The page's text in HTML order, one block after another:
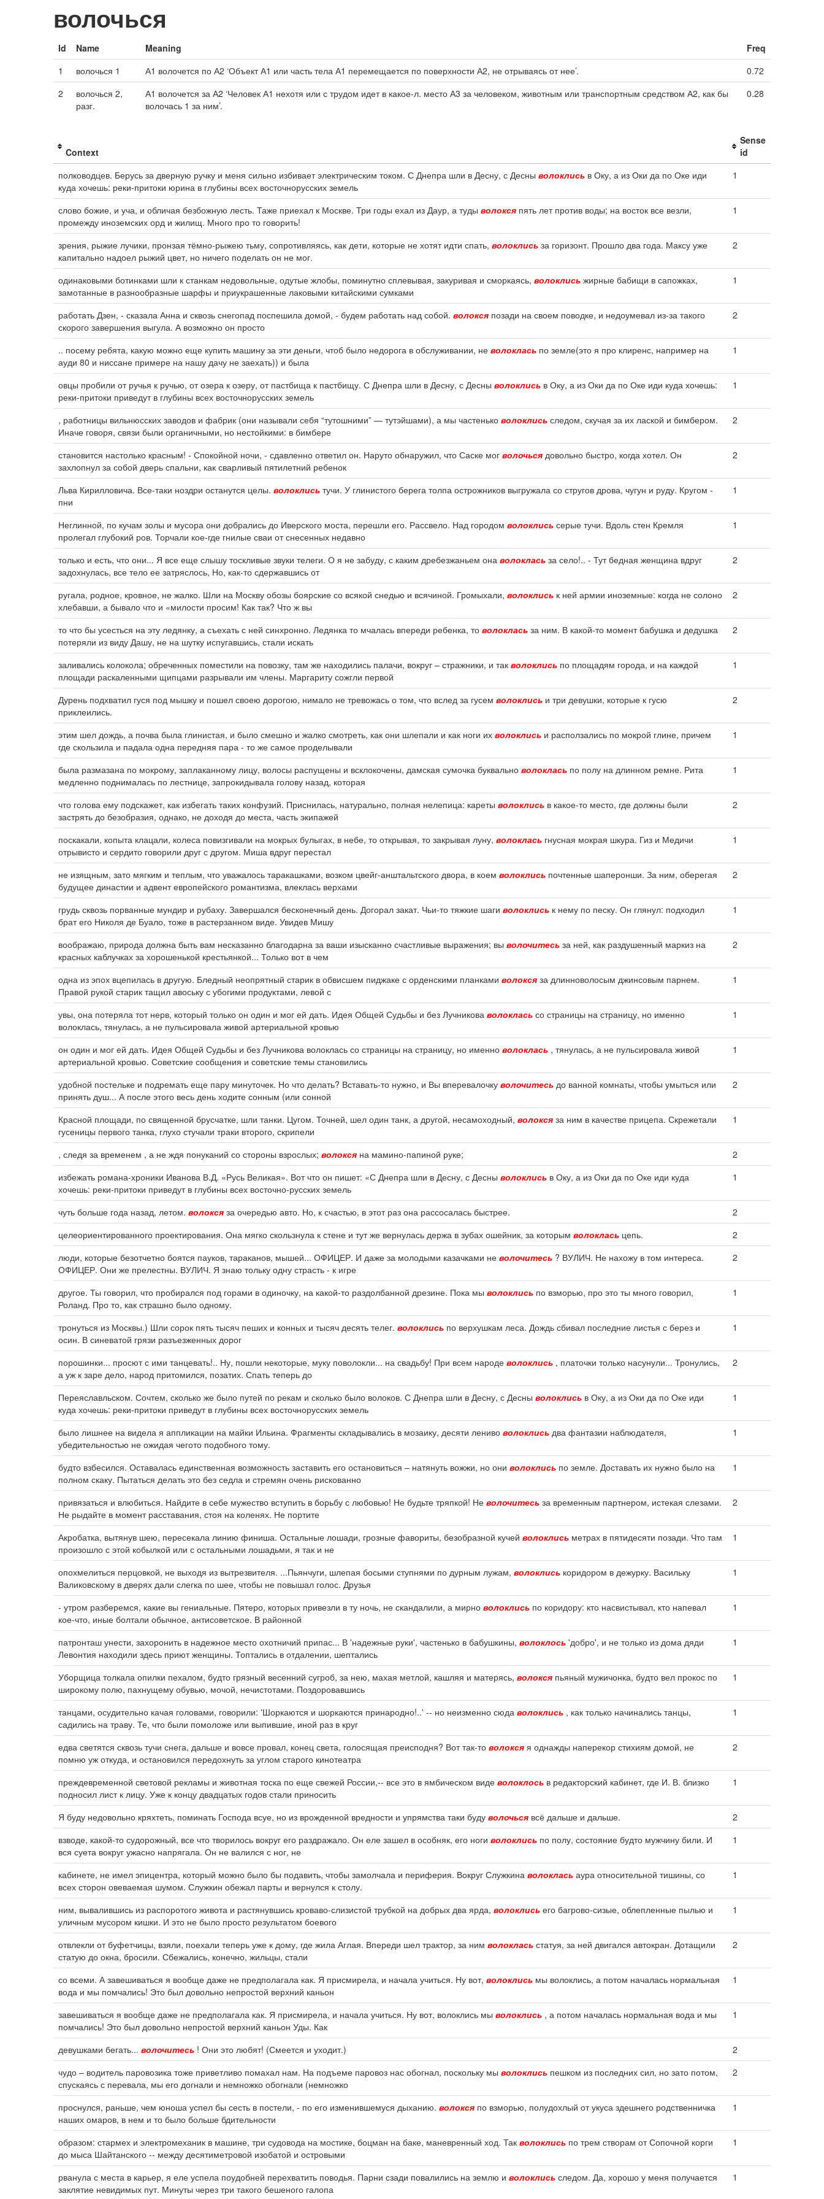
волочься
Id Name Meaning
Freq
1
волочься 1 А1 волочется по А2 ‘Объект А1 или часть тела А1 перемещается по поверхности А2, не отрываясь от нее’.
0.72
2
волочься 2,
разг.
А1 волочется за А2 ‘Человек А1 нехотя или с трудом идет в какое-л. место А3 за человеком, животным или транспортным средством А2, как бы
волочась 1 за ним’.
0.28
Context
Sense
id
полководцев. Берусь за дверную ручку и меня сильно избивает электрическим током. С Днепра шли в Десну, с Десны волоклись в Оку, а из Оки да по Оке иди
куда хочешь: реки-притоки юрина в глубины всех восточнорусских земель
1
слово божие, и уча, и обличая безбожную лесть. Таже приехал к Москве. Три годы ехал из Даур, а туды волокся пять лет против воды; на восток все везли,
промежду иноземских орд и жилищ. Много про то говорить!
1
зрения, рыжие лучики, пронзая тёмно-рыжею тьму, сопротивляясь, как дети, которые не хотят идти спать, волоклись за горизонт. Прошло два года. Максу уже
капитально надоел рыжий цвет, но ничего поделать он не мог.
2
одинаковыми ботинками шли к станкам недовольные, одутые жлобы, поминутно сплевывая, закуривая и сморкаясь, волоклись жирные бабищи в сапожках,
замотанные в разнообразные шарфы и приукрашенные лаковыми китайскими сумками
1
работать Дзен, - сказала Анна и сквозь снегопад поспешила домой, - будем работать над собой. волокся позади на своем поводке, и недоумевал из-за такого
скорого завершения выгула. А возможно он просто
2
.. посему ребята, какую можно еще купить машину за эти деньги, чтоб было недорога в обслуживании, не волоклась по земле(это я про клиренс, например на
ауди 80 и ниссане примере на нашу дачу не заехать)) и была
1
овцы пробили от ручья к ручью, от озера к озеру, от пастбища к пастбищу. С Днепра шли в Десну, с Десны волоклись в Оку, а из Оки да по Оке иди куда хочешь:
реки-притоки приведут в глубины всех восточнорусских земель
1
, работницы вильнюсских заводов и фабрик (они называли себя “тутошними” — тутэйшами), а мы частенько волоклись следом, скучая за их лаской и бимбером.
Иначе говоря, связи были органичными, но нестойкими: в бимбере
2
становится настолько красным! - Спокойной ночи, - сдавленно ответил он. Наруто обнаружил, что Саске мог волочься довольно быстро, когда хотел. Он
захлопнул за собой дверь спальни, как сварливый пятилетний ребенок
2
Льва Кирилловича. Все-таки ноздри останутся целы. волоклись тучи. У глинистого берега толпа острожников выгружала со стругов дрова, чугун и руду. Кругом -
пни
1
Неглинной, по кучам золы и мусора они добрались до Иверского моста, перешли его. Рассвело. Над городом волоклись серые тучи. Вдоль стен Кремля
пролегал глубокий ров. Торчали кое-где гнилые сваи от снесенных недавно
1
только и есть, что они... Я все еще слышу тоскливые звуки телеги. О я не забуду, с каким дребезжаньем она волоклась за село!.. - Тут бедная женщина вдруг
задохнулась, все тело ее затряслось, Но, как-то сдержавшись от
2
ругала, родное, кровное, не жалко. Шли на Москву обозы боярские со всякой снедью и всячиной. Громыхали, волоклись к ней армии иноземные: когда не солоно
хлебавши, а бывало что и «милости просим! Как так? Что ж вы
2
то что бы усесться на эту ледянку, а съехать с ней синхронно. Ледянка то мчалась впереди ребенка, то волоклась за ним. В какой-то момент бабушка и дедушка
потеряли из виду Дашу, не на шутку испугавшись, стали искать
2
заливались колокола; обреченных поместили на повозку, там же находились палачи, вокруг – стражники, и так волоклись по площадям города, и на каждой
площади раскаленными щипцами разрывали им члены. Маргариту сожгли первой
1
Дурень подхватил гуся под мышку и пошел своею дорогою, нимало не тревожась о том, что вслед за гусем волоклись и три девушки, которые к гусю
приклеились.
2
этим шел дождь, а почва была глинистая, и было смешно и жалко смотреть, как они шлепали и как ноги их волоклись и расползались по мокрой глине, причем
где скользила и падала одна передняя пара - то же самое проделывали
1
была размазана по мокрому, заплаканному лицу, волосы распущены и всклокочены, дамская сумочка буквально волоклась по полу на длинном ремне. Рита
медленно поднималась по лестнице, запрокидывала голову назад, которая
1
что голова ему подскажет, как избегать таких конфузий. Приснилась, натурально, полная нелепица: кареты волоклись в какое-то место, где должны были
застрять до безобразия, однако, не доходя до места, часть экипажей
2
поскакали, копыта клацали, колеса повизгивали на мокрых булыгах, в небе, то открывая, то закрывая луну, волоклась гнусная мокрая шкура. Гиз и Медичи
отрывисто и сердито говорили друг с другом. Миша вдруг перестал
1
не изящным, зато мягким и теплым, что уважалось таракашками, возком цвейг-анштальтского двора, в коем волоклись почтенные шаперонши. За ним, оберегая
будущее династии и адвент европейского романтизма, влеклась верхами
2
грудь сквозь порванные мундир и рубаху. Завершался бесконечный день. Догорал закат. Чьи-то тяжкие шаги волоклись к нему по песку. Он глянул: подходил
брат его Николя де Буало, тоже в растерзанном виде. Увидев Мишу
1
воображаю, природа должна быть вам несказанно благодарна за ваши изысканно счастливые выражения; вы волочитесь за ней, как раздушенный маркиз на
красных каблучках за хорошенькой крестьянкой... Только вот в чем
2
одна из эпох вцепилась в другую. Бледный неопрятный старик в обвисшем пиджаке с орденскими планками волокся за длинноволосым джинсовым парнем.
Правой рукой старик тащил авоську с убогими продуктами, левой с
1
увы, она потеряла тот нерв, который только он один и мог ей дать. Идея Общей Судьбы и без Лучникова волоклась со страницы на страницу, но именно
волоклась, тянулась, а не пульсировала живой артериальной кровью
1
он один и мог ей дать. Идея Общей Судьбы и без Лучникова волоклась со страницы на страницу, но именно волоклась , тянулась, а не пульсировала живой
артериальной кровью. Советские сообщения и советские темы становились
1
удобной постельке и подремать еще пару минуточек. Но что делать? Вставать-то нужно, и Вы вперевалочку волочитесь до ванной комнаты, чтобы умыться или
принять душ... А после этого весь день ходите сонным (или сонной
2
Красной площади, по священной брусчатке, шли танки. Цугом. Точней, шел один танк, а другой, несамоходный, волокся за ним в качестве прицепа. Скрежетали
гусеницы первого танка, глухо стучали траки второго, скрипели
1
, следя за временем , а не ждя понуканий со стороны взрослых; волокся на мамино-папиной руке;
2
избежать романа-хроники Иванова В.Д. «Русь Великая». Вот что он пишет: «С Днепра шли в Десну, с Десны волоклись в Оку, а из Оки да по Оке иди куда
хочешь: реки-притоки приведут в глубины всех восточно-русских земель
1
чуть больше года назад, летом. волокся за очередью авто. Но, к счастью, в этот раз она рассосалась быстрее.
2
целеориентированного проектирования. Она мягко скользнула к стене и тут же вернулась держа в зубах ошейник, за которым волоклась цепь.
2
люди, которые безотчетно боятся пауков, тараканов, мышей... ОФИЦЕР. И даже за молодыми казачками не волочитесь ? ВУЛИЧ. Не нахожу в том интереса.
ОФИЦЕР. Они же прелестны. ВУЛИЧ. Я знаю тольку одну страсть - к игре
2
другое. Ты говорил, что пробирался под горами в одиночку, на какой-то раздолбанной дрезине. Пока мы волоклись по взморью, про это ты много говорил,
Роланд. Про то, как страшно было одному.
1
тронуться из Москвы.) Шли сорок пять тысяч пеших и конных и тысяч десять телег. волоклись по верхушкам леса. Дождь сбивал последние листья с берез и
осин. В синеватой грязи разъезженных дорог
1
порошинки... просют с ими танцевать!.. Ну, пошли некоторые, муку поволокли... на свадьбу! При всем народе волоклись , платочки только насунули... Тронулись,
а уж к заре дело, народ притомился, позатих. Спать теперь до
2
Переяславльском. Сочтем, сколько же было путей по рекам и сколько было волоков. С Днепра шли в Десну, с Десны волоклись в Оку, а из Оки да по Оке иди
куда хочешь: реки-притоки приведут в глубины всех восточнорусских земель
1
было лишнее на видела я аппликации на майки Ильина. Фрагменты складывались в мозаику, десяти лениво волоклись два фантазии наблюдателя,
убедительностью не ожидая чегото подобного тому.
1
будто взбесился. Оставалась единственная возможность заставить его остановиться – натянуть вожжи, но они волоклись по земле. Доставать их нужно было на
полном скаку. Пытаться делать это без седла и стремян очень рискованно
1
привязаться и влюбиться. Найдите в себе мужество вступить в борьбу с любовью! Не будьте тряпкой! Не волочитесь за временным партнером, истекая слезами.
Не рыдайте в момент расставания, стоя на коленях. Не портите
2
Акробатка, вытянув шею, пересекала линию финиша. Остальные лошади, грозные фавориты, безобразной кучей волоклись метрах в пятидесяти позади. Что там
произошло с этой кобылкой или с остальными лошадьми, я так и не
1
опохмелиться перцовкой, не выходя из вытрезвителя. ...Пьянчуги, шлепая босыми ступнями по дурным лужам, волоклись коридором в дежурку. Васильку
Валиковскому в дверях дали слегка по шее, чтобы не повышал голос. Друзья
1
- утром разберемся, какие вы гениальные. Пятеро, которых привезли в ту ночь, не скандалили, а мирно волоклись по коридору: кто насвистывал, кто напевал
кое-что, иные болтали обычное, антисоветское. В районной
1
патронташ унести, захоронить в надежное место охотничий припас... В 'надежные руки', частенько в бабушкины, волоклось 'добро', и не только из дома дяди
Левонтия находили здесь приют женщины. Топтались в отдалении, шептались
1
Уборщица толкала опилки пехалом, будто грязный весенний сугроб, за нею, махая метлой, кашляя и матерясь, волокся пьяный мужичонка, будто вел прокос по
широкому полю, пахнущему обувью, мочой, нечистотами. Поздоровавшись
1
танцами, осудительно качая головами, говорили: 'Шоркаются и шоркаются принародно!..' -- но неизменно сюда волоклись , как только начинались танцы,
садились на траву. Те, что были помоложе или выпившие, иной раз в круг
1
едва светятся сквозь тучи снега, дальше и вовсе провал, конец света, голосящая преисподня? Вот так-то волокся я однажды наперекор стихиям домой, не
помню уж откуда, и остановился передохнуть за углом старого кинотеатра
2
преждевременной световой рекламы и животная тоска по еще свежей России,-- все это в ямбическом виде волоклось в редакторский кабинет, где И. В. близко
подносил лист к лицу. Уже к концу двадцатых годов стали приносить
1
Я буду недовольно кряхтеть, поминать Господа всуе, но из врожденной вредности и упрямства таки буду волочься всё дальше и дальше.
2
взводе, какой-то судорожный, все что творилось вокруг его раздражало. Он еле зашел в особняк, его ноги волоклись по полу, состояние будто мужчину били. И
вся суета вокруг ужасно напрягала. Он не валился с ног, не
1
кабинете, не имел эпицентра, который можно было бы подавить, чтобы замолчала и периферия. Вокруг Служкина волоклась аура относительной тишины, со
всех сторон овеваемая шумом. Служкин обежал парты и вернулся к столу.
1
ним, вывалившись из распоротого живота и растянувшись кроваво-слизистой трубкой на добрых два ярда, волоклись его багрово-сизые, облепленные пылью и
уличным мусором кишки. И это не было просто результатом боевого
1
отвлекли от буфетчицы, взяли, поехали теперь уже к дому, где жила Аглая. Впереди шел трактор, за ним волоклась статуя, за ней двигался автокран. Дотащили
статую до окна, бросили. Сбежались, конечно, жильцы, стали
2
со всеми. А завешиваться я вообще даже не предполагала как. Я присмирела, и начала учиться. Ну вот, волоклись мы волоклись, а потом началась нормальная
вода и мы помчались! Это был довольно непростой верхний каньон
1
завешиваться я вообще даже не предполагала как. Я присмирела, и начала учиться. Ну вот, волоклись мы волоклись , а потом началась нормальная вода и мы
помчались! Это был довольно непростой верхний каньон Уды. Как
1
девушками бегать... волочитесь ! Они это любят! (Смеется и уходит.)
2
чудо – водитель паровозика тоже приветливо помахал нам. На подъеме паровоз нас обогнал, поскольку мы волоклись пешком из последних сил, но зато потом,
спускаясь с перевала, мы его догнали и немножко обогнали (немножко
2
проснулся, раньше, чем юноша успел бы сесть в постели, - по его изменившемуся дыханию. волокся по взморью, полудохлый от укуса здешнего родственничка
наших омаров, в нем и то было больше бдительности
1
образом: стармех и электромеханик в машине, три судовода на мостике, боцман на баке, маневренный ход. Так волоклись по трем створам от Сопочной корги
до мыса Шайтанского -- между десятиметровой изобатой и островыми
1
рванула с места в карьер, я еле успела поудобней перехватить поводья. Парни сзади повалились на землю и волоклись следом. Да, хорошо у меня получается
заклятие невидимых пут. Минуты через три такого бешеного галопа
1